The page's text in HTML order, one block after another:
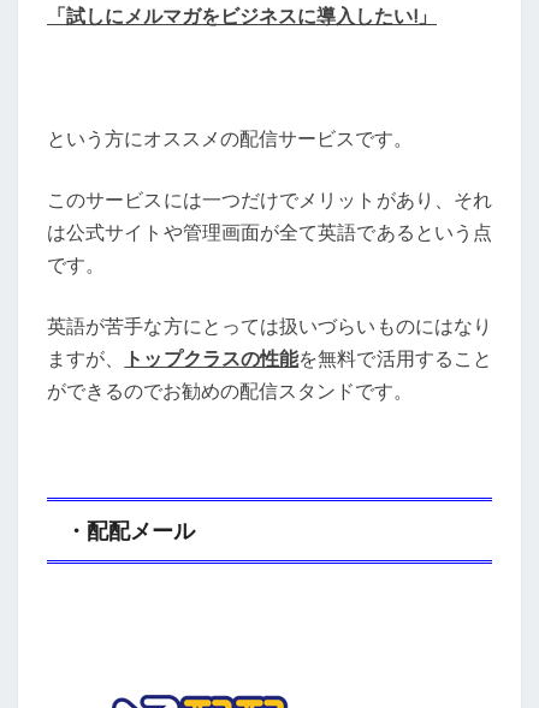
「試しにメルマガをビジネスに導入したい!」
という方にオススメの配信サービスです。
このサービスには一つだけでメリットがあり、それ
は公式サイトや管理画面が全て英語であるという点
です。
英語が苦手な方にとっては扱いづらいものにはなり
ますが、
トップクラスの性能を無料で活用すること
ができるのでお勧めの配信スタンドです。
・配配メール